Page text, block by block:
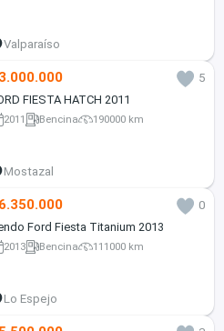
Valparaíso
5
FIESTA HATCH 2011
2011 Bencina 190000 km
Mostazal
0
Ford Fiesta Titanium 2013
2013 Bencina 111000 km
Lo Espejo